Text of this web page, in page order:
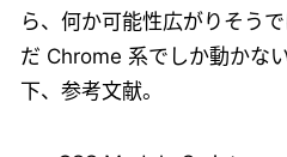
ら、何か可能性広がりそう
だ Chrome 系でしか動かな
下、参考文献。